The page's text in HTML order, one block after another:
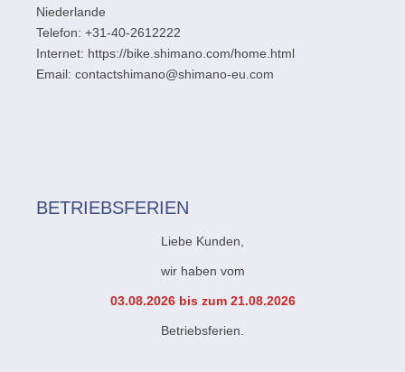
Niederlande
Telefon: +31-40-2612222
Internet: https://bike.shimano.com/home.html
Email: contactshimano@shimano-eu.com
BETRIEBSFERIEN
Liebe Kunden,
wir haben vom
03.08.2026 bis zum 21.08.2026
Betriebsferien.